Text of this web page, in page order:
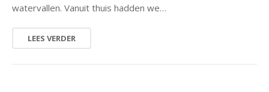
watervallen. Vanuit thuis hadden we…
LEES VERDER